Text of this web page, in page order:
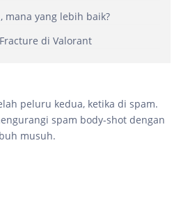
mana yang lebih baik?
di Valorant
peluru kedua, ketika di spam.
spam body-shot dengan
musuh.